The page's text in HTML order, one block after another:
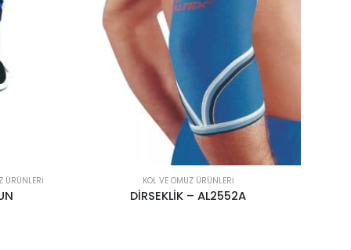
KOL VE OMUZ ÜRÜNLERI
KOL ASKISI 30 DERECE